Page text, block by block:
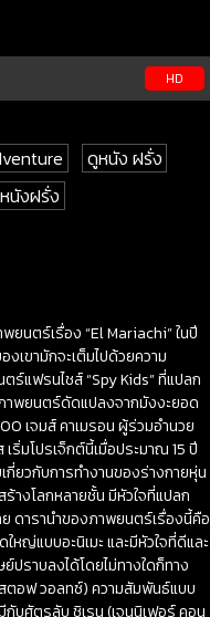
HD
ดูหนัง ฝรั่ง
นังฝรั่ง
นตร์เรื่อง “El Mariachi” ในปี
เขามักจะเต็มไปด้วยความ
ร์แฟรนไชส์ ​​“Spy Kids” ที่แปลก
าพยนตร์ดัดแปลงจากมังงะยอด
เจมส์ คาเมรอน ผู้ร่วมอำนวย
ริ่มโปรเจ็กต์นี้เมื่อประมาณ 15 ปี
ยวกับการทำงานของร่างกายหุ่น
างโลกหลายชั้น มีหัวใจที่แปลก
ดารานำของภาพยนตร์เรื่องนี้คือ
หญ่แบบอะนิเมะ และมีหัวใจที่ดีและ
ราบลงได้โดยไม่ทางใดก็ทาง
ตอฟ วอลทซ์) ความสัมพันธ์แบบ
บศัตรูลับ ชิเรน (เจนนิเฟอร์ คอน